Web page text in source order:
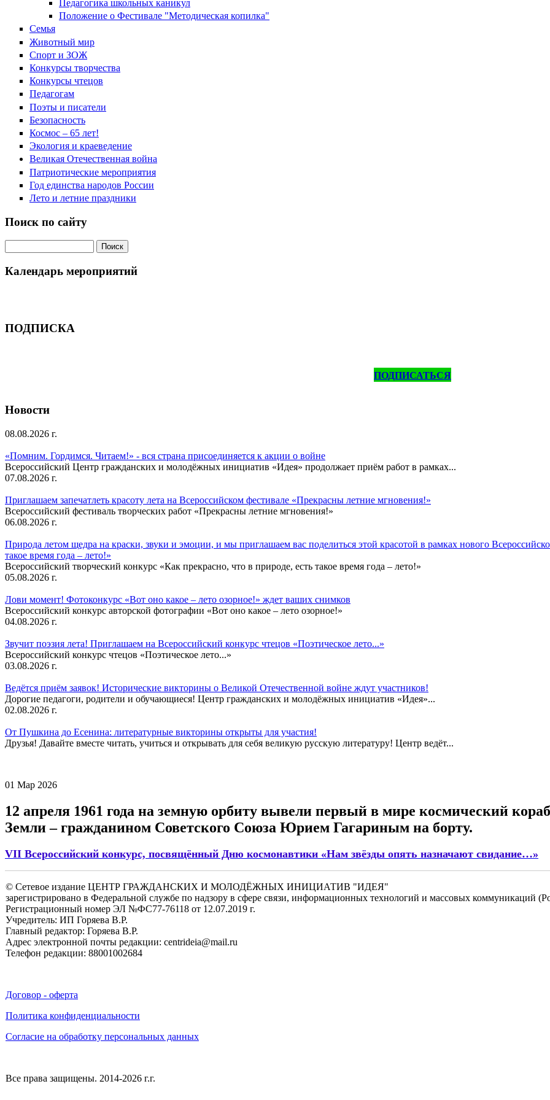
Педагогика школьных каникул
Положение о Фестивале "Методическая копилка"
Семья
Животный мир
Спорт и ЗОЖ
Конкурсы творчества
Конкурсы чтецов
Педагогам
Поэты и писатели
Безопасность
Космос – 65 лет!
Экология и краеведение
Великая Отечественная война
Патриотические мероприятия
Год единства народов России
Лето и летние праздники
Поиск по сайту
Календарь мероприятий
ПОДПИСКА
ПОДПИСАТЬСЯ
Новости
08.08.2026 г.
«Помним. Гордимся. Читаем!» - вся страна присоединяется к акции о войне
Всероссийский Центр гражданских и молодёжных инициатив «Идея» продолжает приём работ в рамках...
07.08.2026 г.
Приглашаем запечатлеть красоту лета на Всероссийском фестивале «Прекрасны летние мгновения!»
Всероссийский фестиваль творческих работ «Прекрасны летние мгновения!»
06.08.2026 г.
Природа летом щедра на краски, звуки и эмоции, и мы приглашаем вас поделиться этой красотой в рамках нового
такое время года – лето!»
Всероссийский творческий конкурс «Как прекрасно, что в природе, есть такое время года – лето!»
05.08.2026 г.
Лови момент! Фотоконкурс «Вот оно какое – лето озорное!» ждет ваших снимков
Всероссийский конкурс авторской фотографии «Вот оно какое – лето озорное!»
04.08.2026 г.
Звучит поэзия лета! Приглашаем на Всероссийский конкурс чтецов «Поэтическое лето...»
Всероссийский конкурс чтецов «Поэтическое лето...»
03.08.2026 г.
Ведётся приём заявок! Исторические викторины о Великой Отечественной войне ждут участников!
Дорогие педагоги, родители и обучающиеся! Центр гражданских и молодёжных инициатив «Идея»...
02.08.2026 г.
От Пушкина до Есенина: литературные викторины открыты для участия!
Друзья! Давайте вместе читать, учиться и открывать для себя великую русскую литературу! Центр ведёт...
01 Мар 2026
12 апреля 1961 года на земную орбиту вывели первый в мире космический
Земли – гражданином Советского Союза Юрием Гагариным на борту.
VII Всероссийский конкурс, посвящённый Дню космонавтики «Нам звёзды опять назначают свидание…»
© Сетевое издание ЦЕНТР ГРАЖДАНСКИХ И МОЛОДЁЖНЫХ ИНИЦИАТИВ "ИДЕЯ"
зарегистрировано в Федеральной службе по надзору в сфере связи, информационных технологий и массовых коммуникаций
Регистрационный номер ЭЛ №ФС77-76118 от 12.07.2019 г.
Учредитель: ИП Горяева В.Р.
Главный редактор: Горяева В.Р.
Адрес электронной почты редакции: centrideia@mail.ru
Телефон редакции: 88001002684
Договор - оферта
Политика конфиденциальности
Согласие на обработку персональных данных
Все права защищены. 2014-2026 г.г.